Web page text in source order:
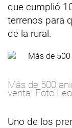
que cumplió
terrenos para
de la rural.
Más de 500
venta. Foto
Uno de los